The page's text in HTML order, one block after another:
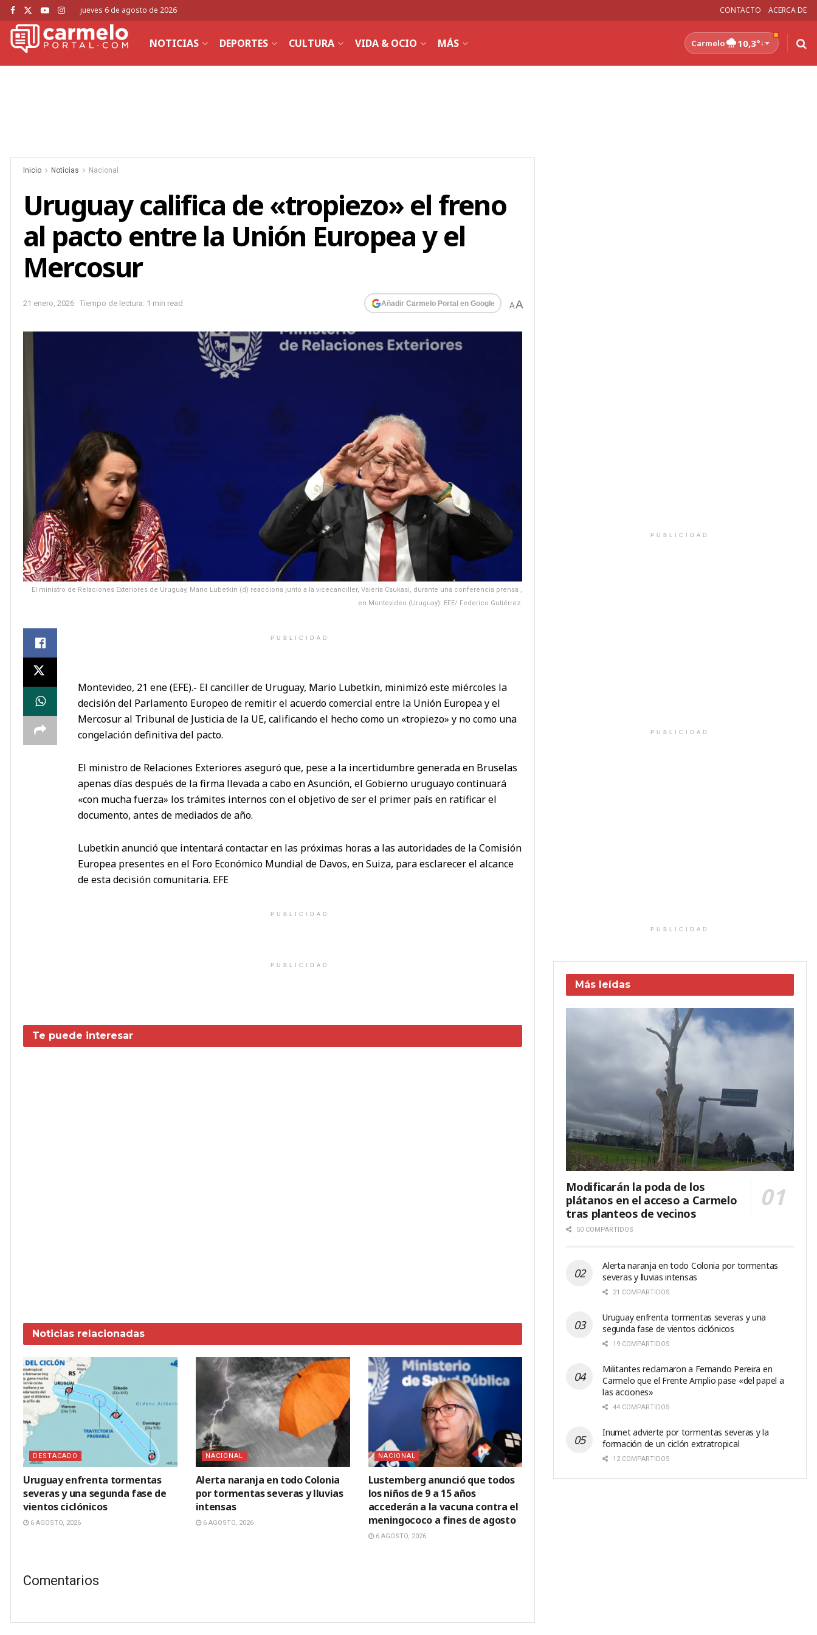
jueves 6 de agosto de 2026 CONTACTO ACERCA DE
NOTICIAS DEPORTES CULTURA VIDA & OCIO MÁS Carmelo 10,3°↓
Inicio Noticias Nacional
Uruguay califica de «tropiezo» el freno
al pacto entre la Unión Europea y el
Mercosur
21 enero, 2026 Tiempo de lectura: 1 min read Añadir Carmelo Portal en Google AA
El ministro de Relaciones Exteriores de Uruguay, Mario Lubetkin (d) reacciona junto a la vicecanciller, Valeria Csukasi, durante una conferencia prensa ,
en Montevideo (Uruguay). EFE/ Federico Gutiérrez.
PUBLICIDAD
Montevideo, 21 ene (EFE).- El canciller de Uruguay, Mario Lubetkin, minimizó este miércoles la
decisión del Parlamento Europeo de remitir el acuerdo comercial entre la Unión Europea y el
Mercosur al Tribunal de Justicia de la UE, calificando el hecho como un «tropiezo» y no como una
congelación definitiva del pacto.
El ministro de Relaciones Exteriores aseguró que, pese a la incertidumbre generada en Bruselas
apenas días después de la firma llevada a cabo en Asunción, el Gobierno uruguayo continuará
«con mucha fuerza» los trámites internos con el objetivo de ser el primer país en ratificar el
documento, antes de mediados de año.
Lubetkin anunció que intentará contactar en las próximas horas a las autoridades de la Comisión
Europea presentes en el Foro Económico Mundial de Davos, en Suiza, para esclarecer el alcance
de esta decisión comunitaria. EFE
PUBLICIDAD
PUBLICIDAD
Te puede interesar
Noticias relacionadas
DESTACADO
Uruguay enfrenta tormentas
severas y una segunda fase de
vientos ciclónicos
6 AGOSTO, 2026
NACIONAL
Alerta naranja en todo Colonia
por tormentas severas y lluvias
intensas
6 AGOSTO, 2026
NACIONAL
Lustemberg anunció que todos
los niños de 9 a 15 años
accederán a la vacuna contra el
meningococo a fines de agosto
6 AGOSTO, 2026
Comentarios
PUBLICIDAD
PUBLICIDAD
PUBLICIDAD
Más leídas
Modificarán la poda de los
plátanos en el acceso a Carmelo
tras planteos de vecinos
50 COMPARTIDOS
Alerta naranja en todo Colonia por tormentas
severas y lluvias intensas
21 COMPARTIDOS
Uruguay enfrenta tormentas severas y una
segunda fase de vientos ciclónicos
19 COMPARTIDOS
Militantes reclamaron a Fernando Pereira en
Carmelo que el Frente Amplio pase «del papel a
las acciones»
44 COMPARTIDOS
Inumet advierte por tormentas severas y la
formación de un ciclón extratropical
12 COMPARTIDOS